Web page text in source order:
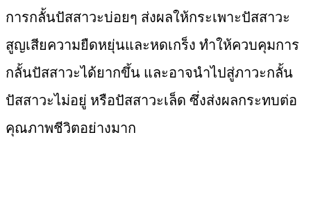
การกลั้นปัสสาวะบ่อยๆ ส่งผลให้กระเพาะปัสสาวะ
สูญเสียความยืดหยุ่นและหดเกร็ง ทำให้ควบคุมการ
กลั้นปัสสาวะได้ยากขึ้น และอาจนำไปสู่ภาวะกลั้น
ปัสสาวะไม่อยู่ หรือปัสสาวะเล็ด ซึ่งส่งผลกระทบต่อ
คุณภาพชีวิตอย่างมาก